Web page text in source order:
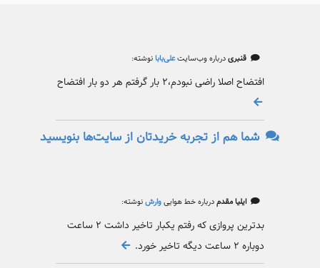
قنبریدرباره وب‌سایتعلی‌بابانوشته:
افتضاح اصلا راضی نبودم،۲ بار گرفتم هر دو بار افتضاح
شما هم از تجربه خریدتان از سایت‌ها بنویسید
ایلیا مقدمدرباره خط هواییوارشنوشته:
بدترین پروازی که رفتم یکبار تاخیر داشت ۲ ساعت
دوباره ۲ ساعت دیگه تاخیر خورد.